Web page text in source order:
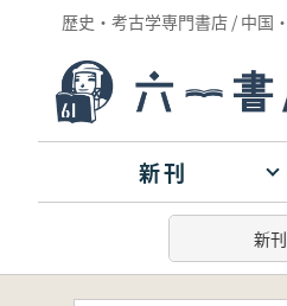
歴史・考古学専門書店 / 中国
新刊